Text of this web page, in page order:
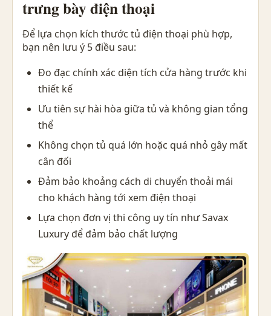
trưng bày điện thoại
Để lựa chọn kích thước tủ điện thoại phù hợp,
bạn nên lưu ý 5 điều sau:
Đo đạc chính xác diện tích cửa hàng trước khi
thiết kế
Ưu tiên sự hài hòa giữa tủ và không gian tổng
thể
Không chọn tủ quá lớn hoặc quá nhỏ gây mất
cân đối
Đảm bảo khoảng cách di chuyển thoải mái
cho khách hàng tới xem điện thoại
Lựa chọn đơn vị thi công uy tín như Savax
Luxury để đảm bảo chất lượng